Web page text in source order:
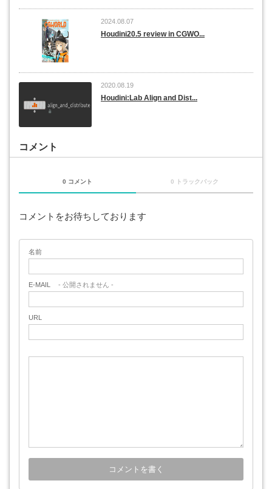
2024.08.07
Houdini20.5 review in CGWO...
2020.08.19
Houdini:Lab Align and Dist...
コメント
0 コメント 0 トラックバック
コメントをお待ちしております
名前
E-MAIL - 公開されません -
URL